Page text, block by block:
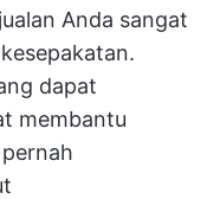
Anda sangat
dapat
membantu